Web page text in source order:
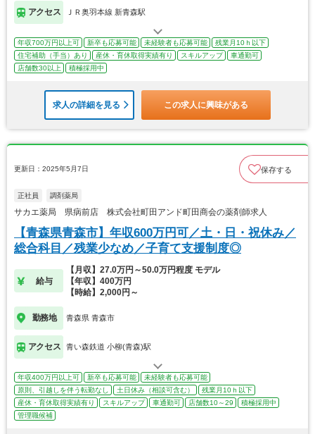
アクセス ＪＲ奥羽本線 新青森駅
年収700万円以上可 新卒も応募可能 未経験者も応募可能
残業月10ｈ以下
住宅補助（手当）あり
産休・育休取得実績有り スキルアップ
車通勤可
店舗数30以上
積極採用中
求人の詳細を見る この求人に興味がある
更新日：2025年5月7日 保存する
正社員 調剤薬局
サカエ薬局 県病前店 株式会社町田アンド町田商会の薬剤師求人
【青森県青森市】年収600万円可／土・日・祝休み／
総合科目／残業少なめ／子育て支援制度◎
給与
【月収】27.0万円～50.0万円程度 モデル
【年収】400万円
【時給】2,000円～
勤務地 青森県 青森市
アクセス 青い森鉄道 小柳(青森)駅
年収400万円以上可 新卒も応募可能
未経験者も応募可能
原則、引越しを伴う転勤なし
土日休み（相談可含む）
残業月10ｈ以下
産休・育休取得実績有り
スキルアップ 車通勤可 店舗数10～29
積極採用中
管理職候補